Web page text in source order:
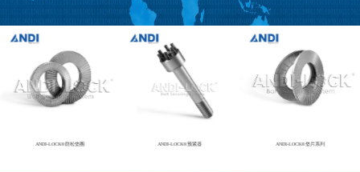
ANDI-LOCK®防松垫圈 ANDI-LOCK®预紧器 ANDI-LOCK®垫片系列